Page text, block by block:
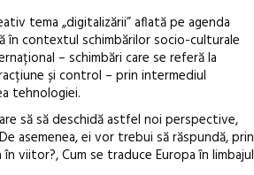
tema „digitalizării” aflată pe agenda
în contextul schimbărilor socio-culturale
– schimbări care se referă la
și control – prin intermediul
tehnologiei.
să să deschidă astfel noi perspective,
asemenea, ei vor trebui să răspundă, prin
viitor?, Cum se traduce Europa în limbajul
În curând: POELANDA – parc
de poezie și co-creație